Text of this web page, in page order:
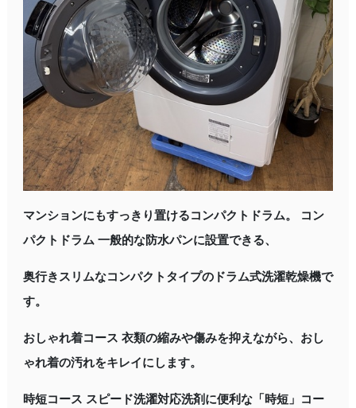
マンションにもすっきり置けるコンパクトドラム。 コン
パクトドラム 一般的な防水パンに設置できる、
奥行きスリムなコンパクトタイプのドラム式洗濯乾燥機で
す。
おしゃれ着コース 衣類の縮みや傷みを抑えながら、おし
ゃれ着の汚れをキレイにします。
時短コース スピード洗濯対応洗剤に便利な「時短」コー